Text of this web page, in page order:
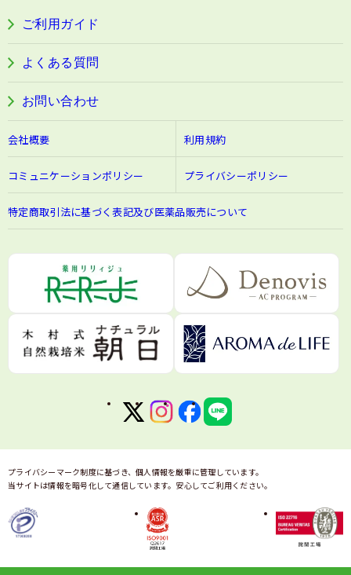
す。ご了承ください。
個人情報の取り扱いについて
人情報保護方針に基づき、以下のように個人情報をお
取扱いさせていただきます。
1.個人情報の収集内容と利用目的について
当社は、次の目的の為にお客様のお名前、ご住所、電
話番号、メールアドレス、お支払い方法に応じてクレ
ジット番号などを伺います。
●お申し込みいただいた商品のお届け、関連するアフ
ターサービス、DM等の送付、新商品やサービスに関
●当社が適正と定めた企業のカタログやDM、試供品
などの送付のため
●マーケティングおよび販売促進、商品企画を目的と
する、個人を識別できない状態での統計データ作成の
ため
●お客様からのお問合せに対する回答等の対応のため
※ なお当社は、コールセンターでのお客様からのお
通話録音は社内の電話応対の品質向上、およびお問合
●当社が他の事業者から委託された業務の実施にあた
って取り扱うこととなる個人情報は、その委託された
業務の実施に必要となる範囲内で利用します
●Google等の第三者配信事業者により、ハッシュ化
した氏名・住所・メールアドレス・電話番号のデータ
阿波晩茶
ご利用ガイド
よくある質問
お問い合わせ
会社概要 利用規約
コミュニケーションポリシー プライバシーポリシー
特定商取引法に基づく表記及び医薬品販売について
プライバシーマーク制度に基づき、個人情報を厳重に管理しています。
当サイトは情報を暗号化して通信しています。安心してご利用ください。